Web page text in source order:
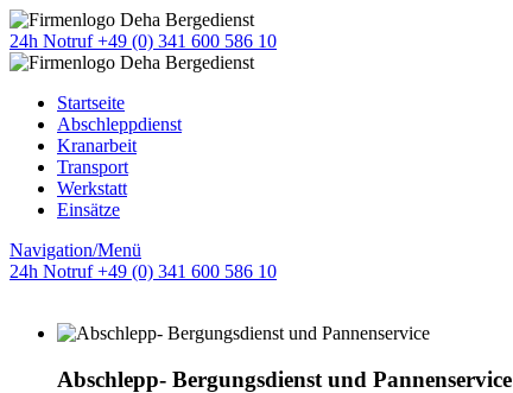
24h Notruf +49 (0) 341 600 586 10
Startseite
Abschleppdienst
Kranarbeit
Transport
Werkstatt
Einsätze
Navigation/Menü
24h Notruf +49 (0) 341 600 586 10
Abschlepp- Bergungsdienst und Pannenservice